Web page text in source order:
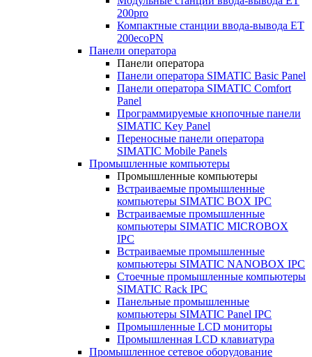
200pro
Компактные станции ввода-вывода ET
200ecoPN
Панели оператора
Панели оператора
Панели оператора SIMATIC Basic Panel
Панели оператора SIMATIC Comfort
Panel
Программируемые кнопочные панели
SIMATIC Key Panel
Переносные панели оператора
SIMATIC Mobile Panels
Промышленные компьютеры
Промышленные компьютеры
Встраиваемые промышленные
компьютеры SIMATIC BOX IPC
Встраиваемые промышленные
компьютеры SIMATIC MICROBOX
IPC
Встраиваемые промышленные
компьютеры SIMATIC NANOBOX IPC
Стоечные промышленные компьютеры
SIMATIC Rack IPC
Панельные промышленные
компьютеры SIMATIC Panel IPC
Промышленные LCD мониторы
Промышленная LCD клавиатура
Промышленное сетевое оборудование